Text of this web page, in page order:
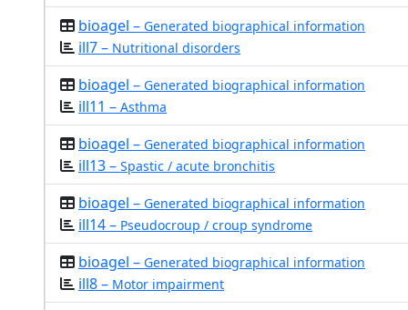
bioagel – Generated biographical information
ill7 – Nutritional disorders
bioagel – Generated biographical information
ill11 – Asthma
bioagel – Generated biographical information
ill13 – Spastic / acute bronchitis
bioagel – Generated biographical information
ill14 – Pseudocroup / croup syndrome
bioagel – Generated biographical information
ill8 – Motor impairment